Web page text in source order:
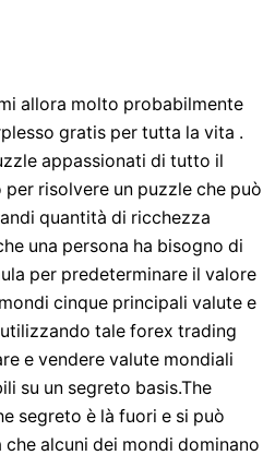
allora molto probabilmente
gratis per tutta la vita .
appassionati di tutto il
risolvere un puzzle che può
quantità di ricchezza
una persona ha bisogno di
per predeterminare il valore
cinque principali valute e
tale forex trading
e vendere valute mondiali
su un segreto basis.The
segreto è là fuori e si può
alcuni dei mondi dominano